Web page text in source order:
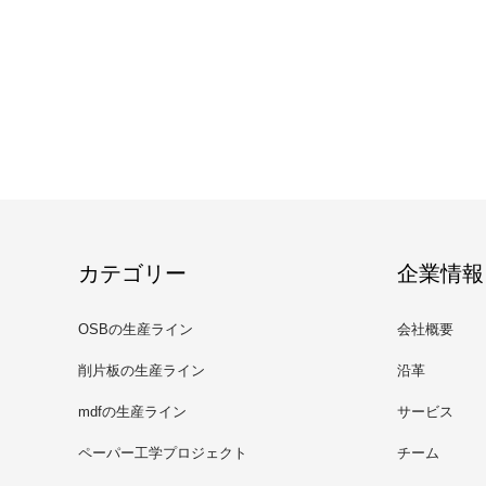
カテゴリー
OSBの生産ライン
削片板の生産ライン
mdfの生産ライン
ペーパー工学プロジェクト
企業情報
会社概要
沿革
サービス
チーム